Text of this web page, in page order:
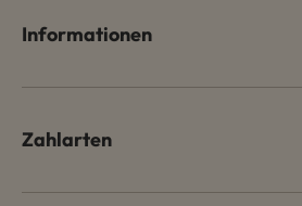
Informationen
Zahlarten